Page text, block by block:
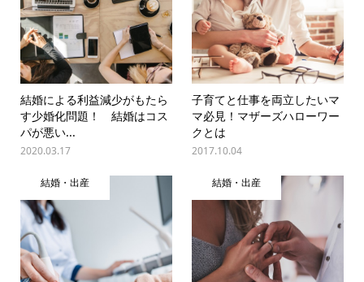
結婚による利益減少がもたら
す少婚化問題！ 結婚はコス
パが悪い...
2020.03.17
子育てと仕事を両立したいマ
マ必見！マザーズハローワー
クとは
2017.10.04
結婚・出産 結婚・出産